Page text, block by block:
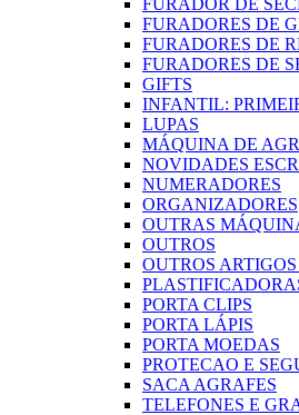
FURADORES DE
FURADORES DE
FURADORES DE
GIFTS
INFANTIL:
LUPAS
MÁQUINA DE
NOVIDADES
NUMERADORES
ORGANIZADORES
OUTRAS
OUTROS
OUTROS
PORTA CLIPS
PORTA LÁPIS
PORTA MOEDAS
PROTECAO E
SACA AGRAFES
TELEFONES E